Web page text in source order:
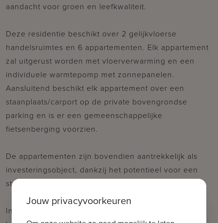
aandacht voor groen en leefkwaliteit.
Deze residentie beschikt over 2 gelijkvloerse
handelsruimtes en 6 appartementen. Elk appartement
zal uitgerust worden met vloerverwarming en een
individuele warmtepomp met zonnepanelen.
Aansluitend beschikt elk appartement over een
staanplaats/carport op de private bovengrondse
parking en is er een gemeenschappelijke
fietsenberging voorzien.
De appartementen zijn bovendien aantrekkelijk als
investeringsobject, dankzij het potentieel voor een
stabiel en interessant rendement van meer dan 3%!
Indeling appartement 1.1: inkom in ruime en lichtrijke
Jouw privacyvoorkeuren